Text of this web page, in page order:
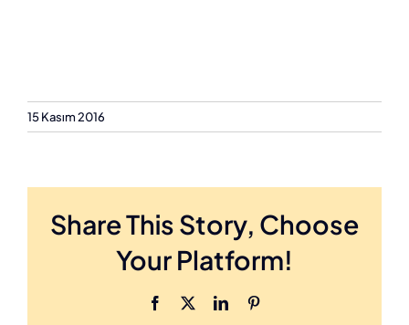
15 Kasım 2016
Share This Story, Choose
Your Platform!
Facebook LinkedIn